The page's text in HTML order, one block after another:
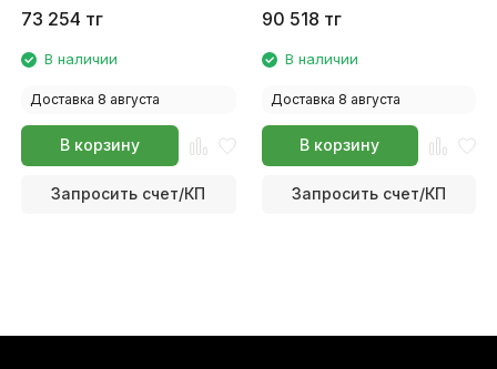
73 254 тг
В наличии
Доставка 8 августа
В корзину
Запросить счет/КП
90 518 тг
В наличии
Доставка 8 августа
В корзину
Запросить счет/КП